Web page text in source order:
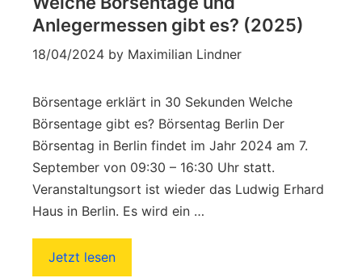
Anlegermessen gibt es? (2025)
18/04/2024 by Maximilian Lindner
Börsentage erklärt in 30 Sekunden Welche
Börsentage gibt es? Börsentag Berlin Der
Börsentag in Berlin findet im Jahr 2024 am 7.
September von 09:30 – 16:30 Uhr statt.
Veranstaltungsort ist wieder das Ludwig Erhard
Haus in Berlin. Es wird ein …
Jetzt lesen